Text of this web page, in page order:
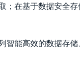
；在基于数据安全
智能高效的数据存